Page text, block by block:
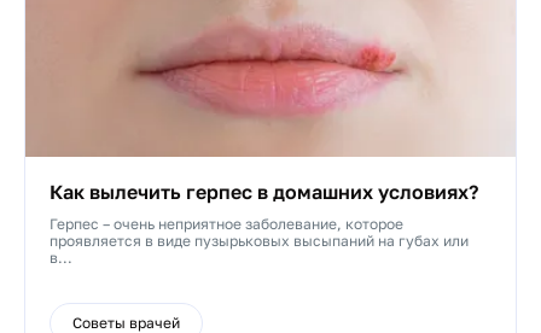
Как вылечить герпес в домашних условиях?
Герпес – очень неприятное заболевание, которое
проявляется в виде пузырьковых высыпаний на губах или
в...
Советы врачей